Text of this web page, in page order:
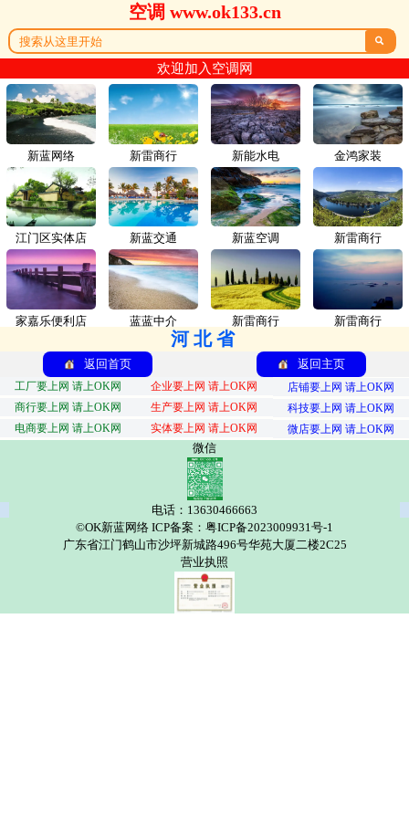
空调 www.ok133.cn

欢迎加入空调网
新蓝网络 新雷商行
江门区实体店 新蓝交通
家嘉乐便利店 蓝蓝中介
新能水电 金鸿家装
新蓝空调 新雷商行
新雷商行 新雷商行
河北省
返回首页 返回主页
工厂要上网 请上OK网 企业要上网 请上OK网
店铺要上网 请上OK网
商行要上网 请上OK网
生产要上网 请上OK网
科技要上网 请上OK网
电商要上网 请上OK网
实体要上网 请上OK网 微店要上网 请上OK网
微信
电话：13630466663
©OK新蓝网络 ICP备案：粤ICP备2023009931号-1
广东省江门鹤山市沙坪新城路496号华苑大厦二楼2C25
营业执照